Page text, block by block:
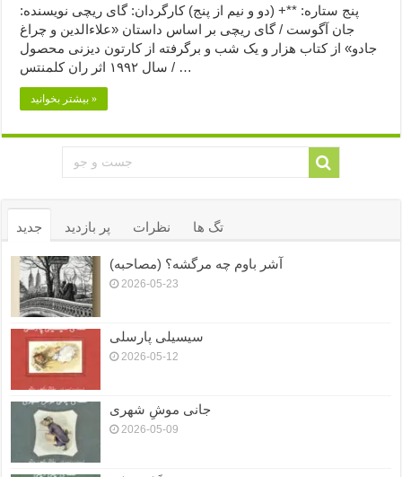
پنج ستاره: **+ (دو و نیم از پنج) کارگردان: گای ریچی نویسنده:
جان آگوست / گای ریچی بر اساس داستان «علاءالدین و چراغ
جادو» از کتاب هزار و یک شب و برگرفته از کارتون دیزنی محصول
سال ۱۹۹۲ اثر ران کلمنتس / …
بیشتر بخوانید »
جدید پر بازدید نظرات تگ ها
آشر باوم چه مرگشه؟ (مصاحبه)
2026-05-23
سیسیلی پارسلی
2026-05-12
جانی موشِ شهری
2026-05-09